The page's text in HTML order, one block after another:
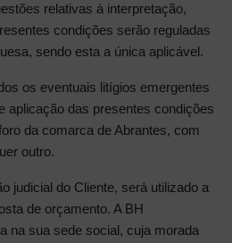
relativas à interpretação,
condições serão reguladas
sendo esta a única aplicável.
os eventuais litígios emergentes
aplicação das presentes condições
da comarca de Abrantes, com
outro.
judicial do Cliente, será utilizado a
de orçamento. A BH
na sua sede social, cuja morada